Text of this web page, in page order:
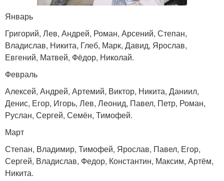
Январь
Григорий, Лев, Андрей, Роман, Арсений, Степан,
Владислав, Никита, Глеб, Марк, Давид, Ярослав,
Евгений, Матвей, Фёдор, Николай.
Февраль
Алексей, Андрей, Артемий, Виктор, Никита, Даниил,
Денис, Егор, Игорь, Лев, Леонид, Павел, Петр, Роман,
Руслан, Сергей, Семён, Тимофей.
Март
Степан, Владимир, Тимофей, Ярослав, Павел, Егор,
Сергей, Владислав, Федор, Константин, Максим, Артём,
Никита.